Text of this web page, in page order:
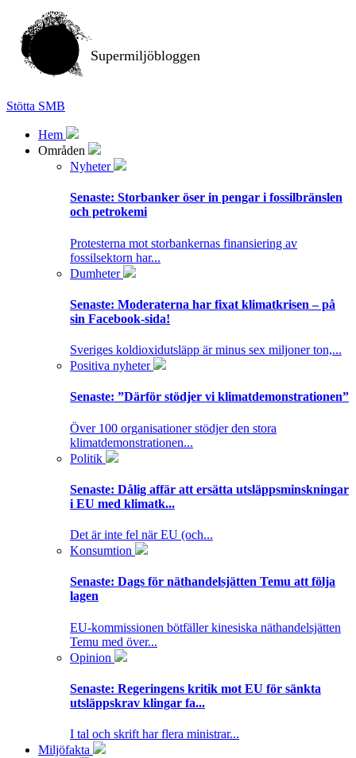
Supermiljöbloggen
Stötta SMB
Hem
Områden
Nyheter
Senaste: Storbanker öser in pengar i fossilbränslen
och petrokemi
Protesterna mot storbankernas finansiering av
fossilsektorn har...
Dumheter
Senaste: Moderaterna har fixat klimatkrisen – på
sin Facebook-sida!
Sveriges koldioxidutsläpp är minus sex miljoner ton,...
Positiva nyheter
Senaste: ”Därför stödjer vi klimatdemonstrationen”
Över 100 organisationer stödjer den stora
klimatdemonstrationen...
Politik
Senaste: Dålig affär att ersätta utsläppsminskningar
i EU med klimatk...
Det är inte fel när EU (och...
Konsumtion
Senaste: Dags för näthandelsjätten Temu att följa
lagen
EU-kommissionen bötfäller kinesiska näthandelsjätten
Temu med över...
Opinion
Senaste: Regeringens kritik mot EU för sänkta
utsläppskrav klingar fa...
I tal och skrift har flera ministrar...
Miljöfakta